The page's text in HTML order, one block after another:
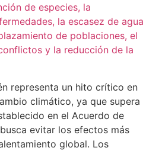
de especies, la
la escasez de agua
de poblaciones, el
y la reducción de la
representa un hito crítico en
climático, ya que supera
en el Acuerdo de
evitar los efectos más
global. Los